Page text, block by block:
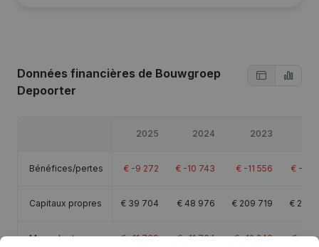
Données financières de Bouwgroep
Depoorter
2025 2024 2023
Bénéfices/pertes € -9 272 € -10 743 € -11 556 € -16
Capitaux propres € 39 704 € 48 976 € 209 719 € 221
Marge brute €-11 739 €-11 764 €-12 246 €-21